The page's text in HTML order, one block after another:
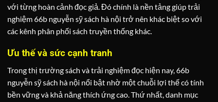
với từng hoàn cảnh đọc giả. Đó chính là nền tảng giúp trải
nghiệm 66b nguyễn sỹ sách hà nội trở nên khác biệt so với
các kênh phân phối sách truyền thống khác.
Ưu thế và sức cạnh tranh
Trong thị trường sách và trải nghiệm đọc hiện nay, 66b
nguyễn sỹ sách hà nội nổi bật nhờ một chuỗi lợi thế có tính
bền vững và khả năng thích ứng cao. Thứ nhất, danh mục